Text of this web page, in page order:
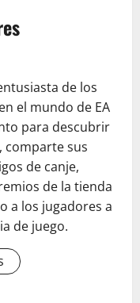
de los
el mundo de EA
para descubrir
comparte sus
de canje,
de la tienda
a los jugadores a
de juego.